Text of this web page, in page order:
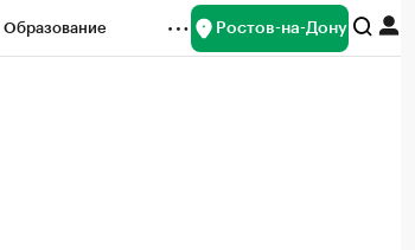
Образование Ростов-на-Дону